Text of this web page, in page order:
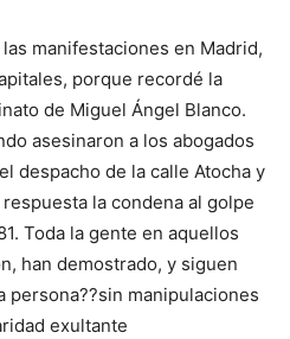
manifestaciones en Madrid,
porque recordé la
de Miguel Ángel Blanco.
asesinaron a los abogados
despacho de la calle Atocha y
la condena al golpe
Toda la gente en aquellos
han demostrado, y siguen
persona??sin manipulaciones
exultante